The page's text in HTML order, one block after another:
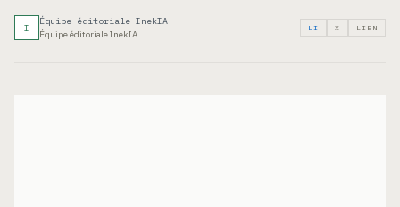
I
Équipe éditoriale InekIA
Équipe éditoriale InekIA
LI X LIEN